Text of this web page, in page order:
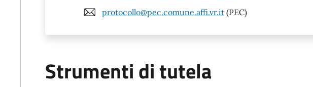
protocollo@pec.comune.affi.vr.it (PEC)
Strumenti di tutela